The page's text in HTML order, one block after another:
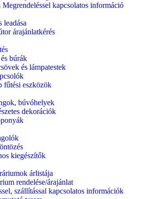
kapcsolatos információ
leadása
árajánlatkérés
búrák
és lámpatestek
fűtési eszközök
búvóhelyek
dekorációk
kiegészítők
árlistája
rendelése/árajánlat
szállítással kapcsolatos információk